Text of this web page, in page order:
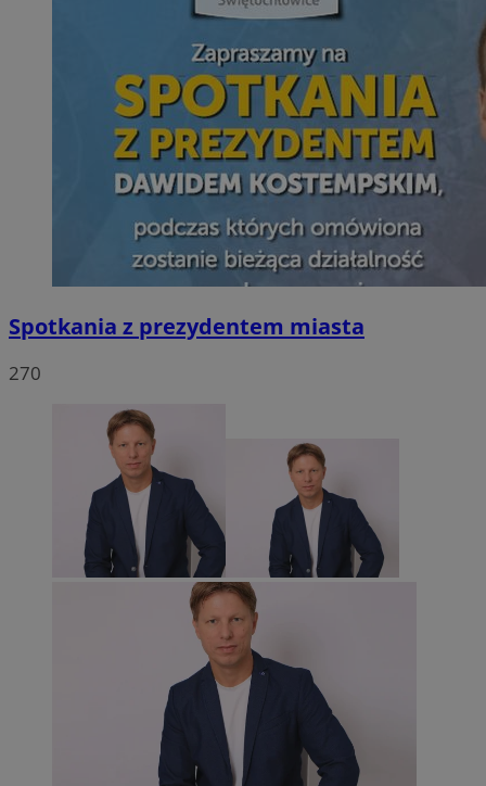
Spotkania z prezydentem miasta
270